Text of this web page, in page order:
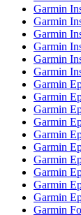
Garmin
Garmin
Garmin
Garmin
Garmin
Garmin
Garmin
Garmin
Garmin
Garmin
Garmin
Garmin
Garmin
Garmin
Garmin
Garmin
Garmin